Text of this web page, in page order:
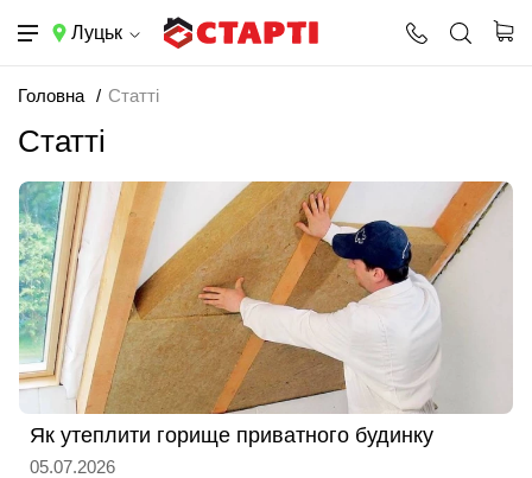
Луцьк
Головна Статті
Статті
Як утеплити горище приватного будинку
05.07.2026